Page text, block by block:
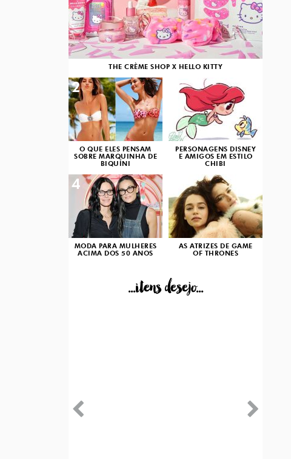
THE CRÈME SHOP X HELLO KITTY
O QUE ELES PENSAM
SOBRE MARQUINHA DE
BIQUÍNI
2
PERSONAGENS DISNEY
E AMIGOS EM ESTILO
CHIBI
3
MODA PARA MULHERES
ACIMA DOS 50 ANOS
4
AS ATRIZES DE GAME
OF THRONES
...itens desejo...